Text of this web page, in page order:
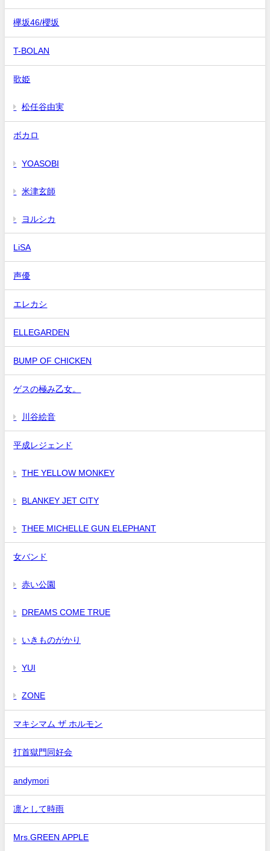
欅坂46/櫻坂
T-BOLAN
歌姫
松任谷由実
ボカロ
YOASOBI
米津玄師
ヨルシカ
LiSA
声優
エレカシ
ELLEGARDEN
BUMP OF CHICKEN
ゲスの極み乙女。
川谷絵音
平成レジェンド
THE YELLOW MONKEY
BLANKEY JET CITY
THEE MICHELLE GUN ELEPHANT
女バンド
赤い公園
DREAMS COME TRUE
いきものがかり
YUI
ZONE
マキシマム ザ ホルモン
打首獄門同好会
andymori
凛として時雨
Mrs.GREEN APPLE